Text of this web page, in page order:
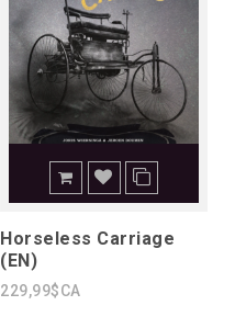
Horseless Carriage
(EN)
229,99$CA